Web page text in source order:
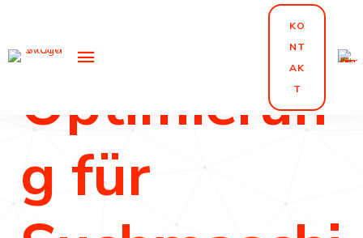
KO
NT
AK
T
Website
Optimierun
g für